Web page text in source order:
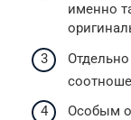
именно
Особым